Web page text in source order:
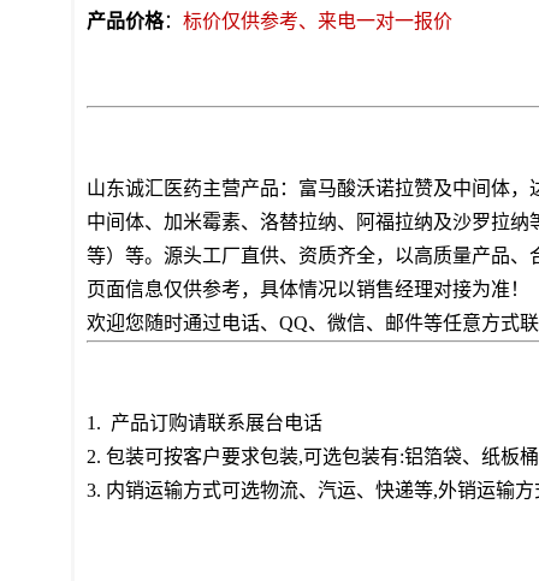
产品价格： 标价仅供参考、来电一对一报价
山东诚汇医药主营产品：富马酸沃诺拉赞及中间体
中间体、加米霉素、洛替拉纳、阿福拉纳及沙罗拉
等）等。源头工厂直供、资质齐全，以高质量产品
页面信息仅供参考，具体情况以销售经理对接为准！
欢迎您随时通过电话、QQ、微信、邮件等任意方式
1. 产品订购请联系展台电话
2. 包装可按客户要求包装,可选包装有:铝箔袋、纸板
3. 内销运输方式可选物流、汽运、快递等,外销运输